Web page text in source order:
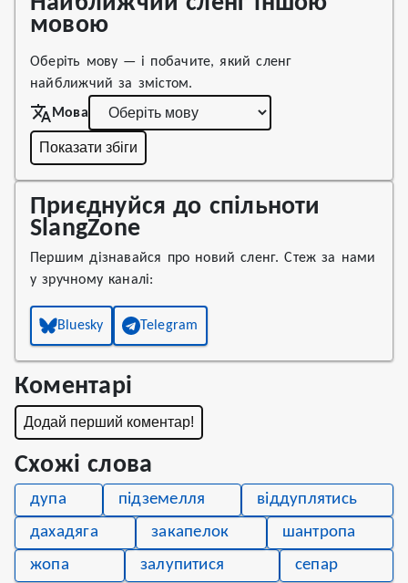
мовою
Оберіть мову — і побачите, який сленг
найближчий за змістом.
Мова
Показати збіги
Приєднуйся до спільноти
SlangZone
Першим дізнавайся про новий сленг. Стеж за нами
у зручному каналі:
Bluesky Telegram
Коментарі
Додай перший коментар!
Схожі слова
дупа підземелля
віддуплятись
дахадяга
закапелок
шантропа
жопа
залупитися сепар